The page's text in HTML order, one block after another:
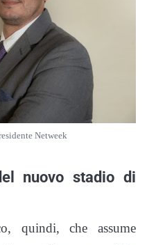
Netweek
nuovo stadio di
quindi, che assume